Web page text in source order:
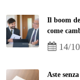
Il boom
come
14/
Aste